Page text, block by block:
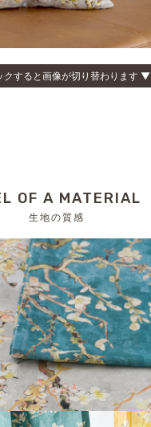
すると画像が切り替わります ▼
OF A MATERIAL
生地の質感